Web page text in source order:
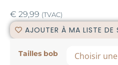
€ 29,99 (TVAC)
AJOUTER À MA LISTE DE
Tailles bob